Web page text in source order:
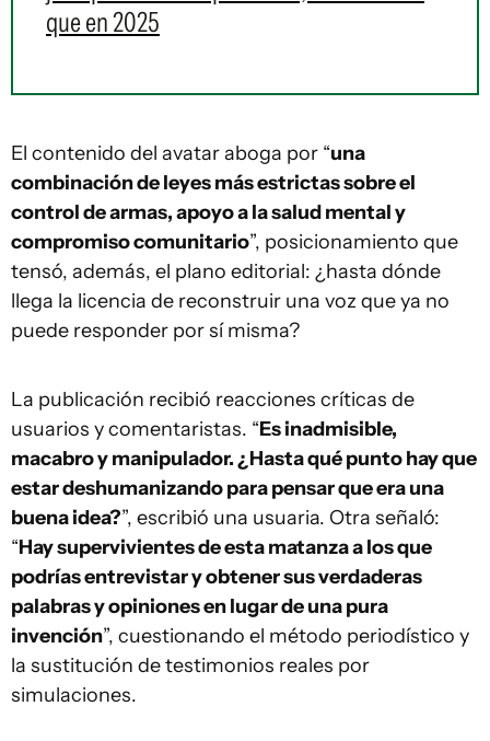
que en 2025
El contenido del avatar aboga por “una
combinación de leyes más estrictas sobre el
control de armas, apoyo a la salud mental y
compromiso comunitario”, posicionamiento que
tensó, además, el plano editorial: ¿hasta dónde
llega la licencia de reconstruir una voz que ya no
puede responder por sí misma?
La publicación recibió reacciones críticas de
usuarios y comentaristas. “Es inadmisible,
macabro y manipulador. ¿Hasta qué punto hay que
estar deshumanizando para pensar que era una
buena idea?”, escribió una usuaria. Otra señaló:
“Hay supervivientes de esta matanza a los que
podrías entrevistar y obtener sus verdaderas
palabras y opiniones en lugar de una pura
invención”, cuestionando el método periodístico y
la sustitución de testimonios reales por
simulaciones.